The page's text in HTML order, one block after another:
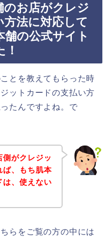
のお店がクレジ
法に対応して
の公式サイト
とを教えてもらった時
ットカードの支払い方
たんですよね。で
がクレジッ
ば、もち肌本
は、使えない
らをご覧の方の中には